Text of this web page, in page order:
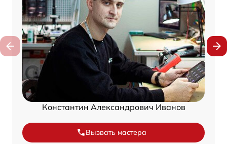
Константин Александрович Иванов
Вызвать мастера